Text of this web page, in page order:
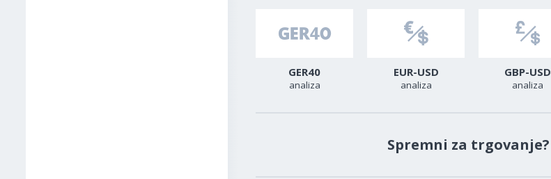
GER40
analiza
EUR-USD
analiza
GBP-USD
analiza
Spremni za trgovanje?